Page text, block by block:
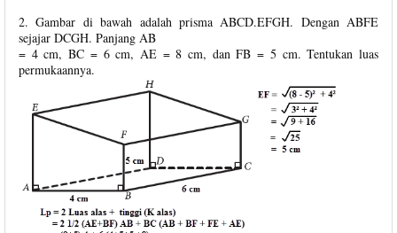
2. Gambar di bawah adalah prisma ABCD.EFGH. Dengan ABFE
sejajar DCGH. Panjang AB
= 4 cm, BC = 6 cm, AE = 8 cm, dan FB = 5 cm. Tentukan luas
permukaannya.